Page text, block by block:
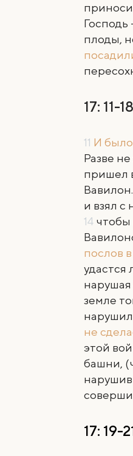
Господь
плоды,
17: 11-18
11 И
Разве
пришел
Вавилон.
и взял с
14 чтобы
послов
удастся
нарушая
земле
не
этой
башни,
нарушив
17: 19-